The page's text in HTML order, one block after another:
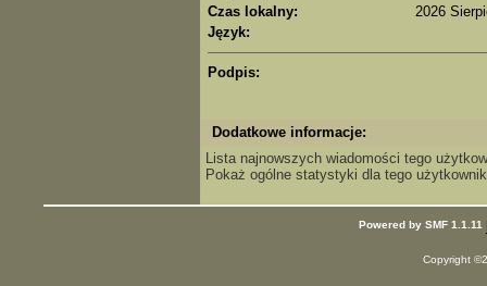
Czas lokalny:
2026
Język:
Podpis:
Dodatkowe informacje:
Lista najnowszych wiadomości tego
Pokaż ogólne statystyki dla tego
Powered by SMF 1.1.11
Copyright